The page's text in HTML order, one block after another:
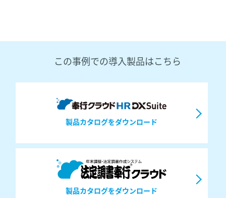
この事例での導入製品はこちら
製品カタログをダウンロード
製品カタログをダウンロード